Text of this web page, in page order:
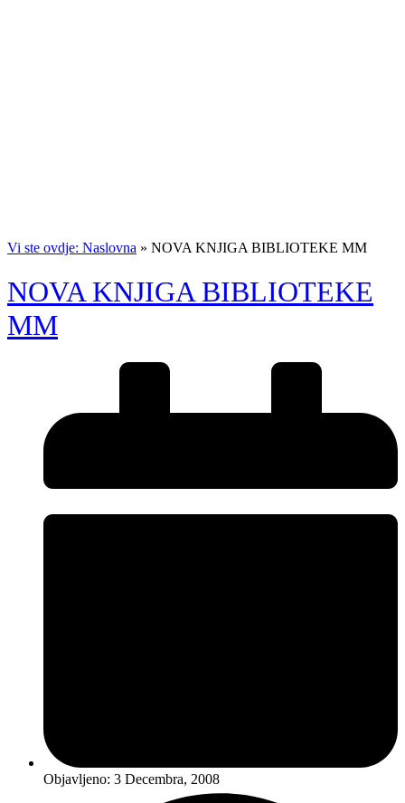
Vi ste ovdje: Naslovna » NOVA KNJIGA BIBLIOTEKE MM
NOVA KNJIGA BIBLIOTEKE
MM
Objavljeno: 3 Decembra, 2008